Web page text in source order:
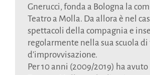
Gnerucci, fonda a Bologna la
Teatro a Molla. Da allora è nel
spettacoli della compagnia e
regolarmente nella sua scuola
d’improvvisazione.
Per 10 anni (2009/2019) ha